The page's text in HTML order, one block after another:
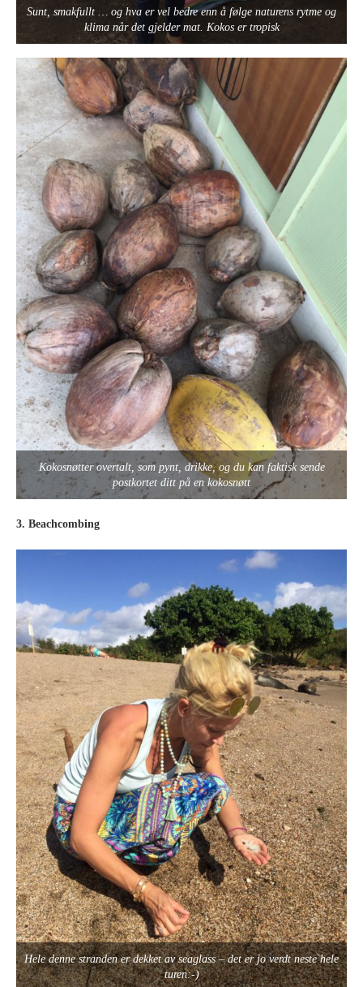
Sunt, smakfullt … og hva er vel bedre enn å følge naturens rytme og
klima når det gjelder mat. Kokos er tropisk
Kokosnøtter overtalt, som pynt, drikke, og du kan faktisk sende
postkortet ditt på en kokosnøtt
3. Beachcombing
Hele denne stranden er dekket av seaglass – det er jo verdt neste hele
turen:-)